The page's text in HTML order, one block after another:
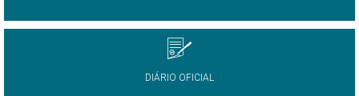
DIÁRIO OFICIAL